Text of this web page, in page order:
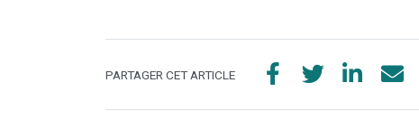
PARTAGER CET ARTICLE